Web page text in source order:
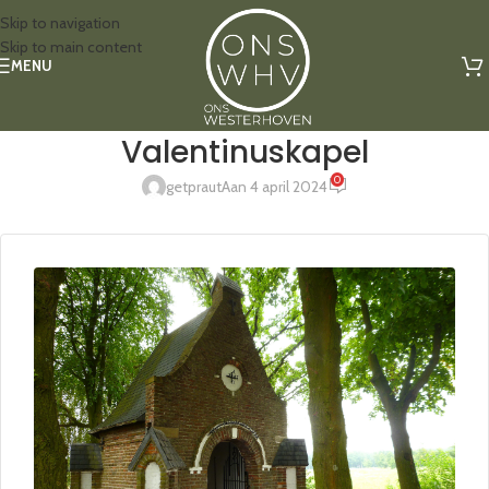
Skip to navigation
Skip to main content
MENU
Valentinuskapel
getprautAan 4 april 2024 0